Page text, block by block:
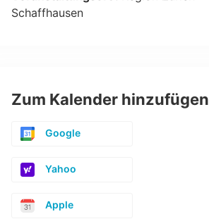
Schaffhausen
Zum Kalender hinzufügen
Google
Yahoo
Apple